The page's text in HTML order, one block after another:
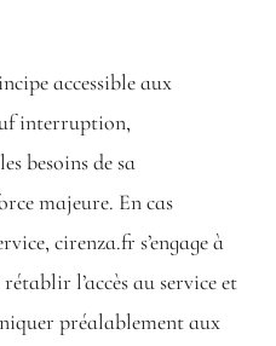
accessible aux
interruption,
besoins de sa
majeure. En cas
cirenza.fr s’engage à
l’accès au service et
préalablement aux